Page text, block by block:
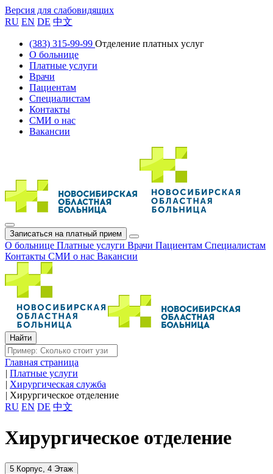
Версия для слабовидящих
RU EN DE 中文
(383) 315-99-99 Отделение платных услуг
О больнице
Платные услуги
Врачи
Пациентам
Специалистам
Контакты
СМИ о нас
Вакансии
Записаться на платный прием
О больнице Платные услуги Врачи Пациентам Специалистам
Контакты СМИ о нас Вакансии
Главная страница
| Платные услуги
| Хирургическая служба
| Хирургическое отделение
RU EN DE 中文
Хирургическое отделение
5 Корпус, 4 Этаж